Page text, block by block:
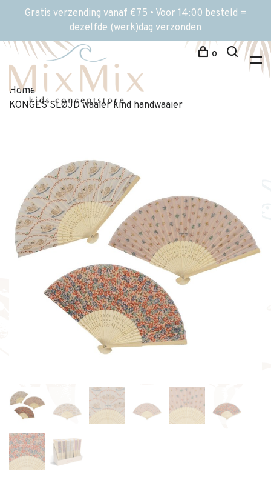
Gratis verzending vanaf €75 • Voor 14:00 besteld =
dezelfde (werk)dag verzonden
0
Home
KONGES SLØJD waaier kind handwaaier